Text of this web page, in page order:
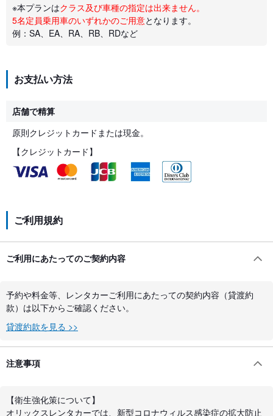
※本プランはクラス及び車種の指定は出来ません。
5名定員乗用車のいずれかのご用意となります。
例：SA、EA、RA、RB、RDなど
お支払い方法
店舗で精算
原則クレジットカードまたは現金。
【クレジットカード】
ご利用規約
ご利用にあたってのご契約内容
予約や料金等、レンタカーご利用にあたっての契約内容（貸渡約
款）は以下からご確認ください。
貸渡約款を見る >>
注意事項
【衛生強化策について】
オリックスレンタカーでは、新型コロナウィルス感染症の拡大防止